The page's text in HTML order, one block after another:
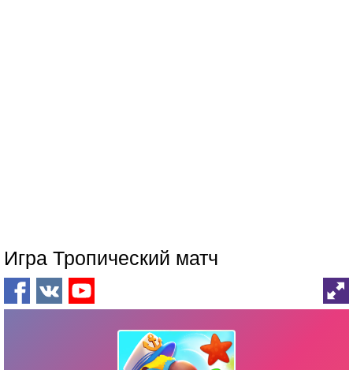
Игра Тропический матч